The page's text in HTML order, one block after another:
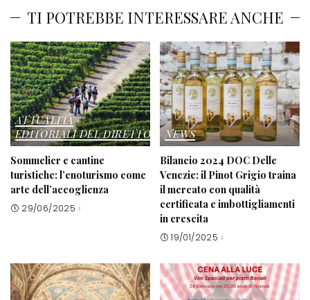
TI POTREBBE INTERESSARE ANCHE
ATTUALITÀ
EDITORIALI DEL DIRETTORE
Sommelier e cantine
turistiche: l’enoturismo come
arte dell’accoglienza
29/06/2025
NEWS
Bilancio 2024 DOC Delle
Venezie: il Pinot Grigio traina
il mercato con qualità
certificata e imbottigliamenti
in crescita
19/01/2025